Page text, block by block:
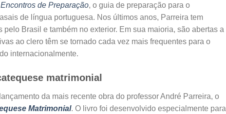
de Preparação, o guia de preparação para o
de língua portuguesa. Nos últimos anos, Parreira tem
Brasil e também no exterior. Em sua maioria, são abertas a
ao clero têm se tornado cada vez mais frequentes para o
internacionalmente.
matrimonial
da mais recente obra do professor André Parreira, o
Matrimonial. O livro foi desenvolvido especialmente para